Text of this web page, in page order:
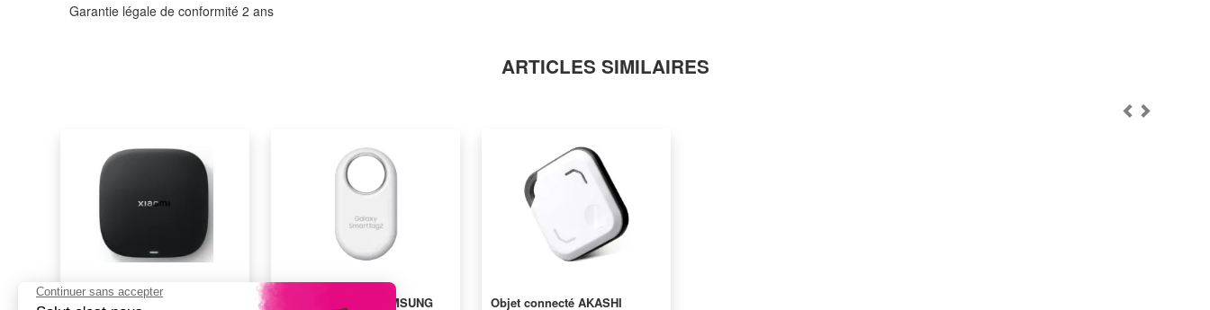
Garantie légale de conformité 2 ans
ARTICLES SIMILAIRES
Box google tv XIAOMI
Object connecté SAMSUNG
Objet connecté AKASHI